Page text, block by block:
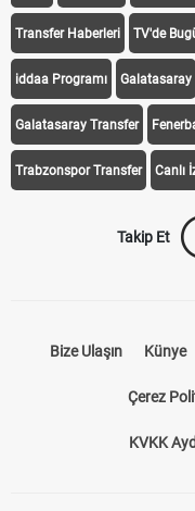
iddaa Programı Galatasaray
Galatasaray Transfer
Trabzonspor Transfer Canlı
Takip Et
Çerez
KVKK